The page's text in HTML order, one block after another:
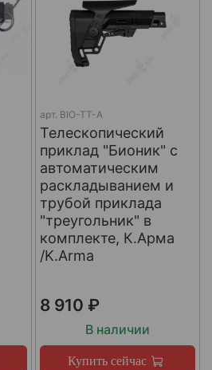
арт. BIO-TT-A
Телескопический
приклад "Бионик" с
автоматическим
раскладыванием и
трубой приклада
"треугольник" в
комплекте, К.Арма
/K.Arma
8 910 ₽
В наличии
Купить сейчас